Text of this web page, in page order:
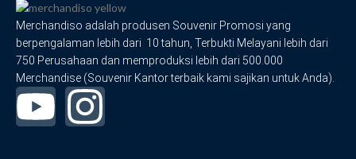
Merchandiso adalah produsen Souvenir Promosi yang
berpengalaman lebih dari 10 tahun, Terbukti Melayani lebih dari
750 Perusahaan dan memproduksi lebih dari 500.000
Merchandise (Souvenir Kantor terbaik kami sajikan untuk Anda).